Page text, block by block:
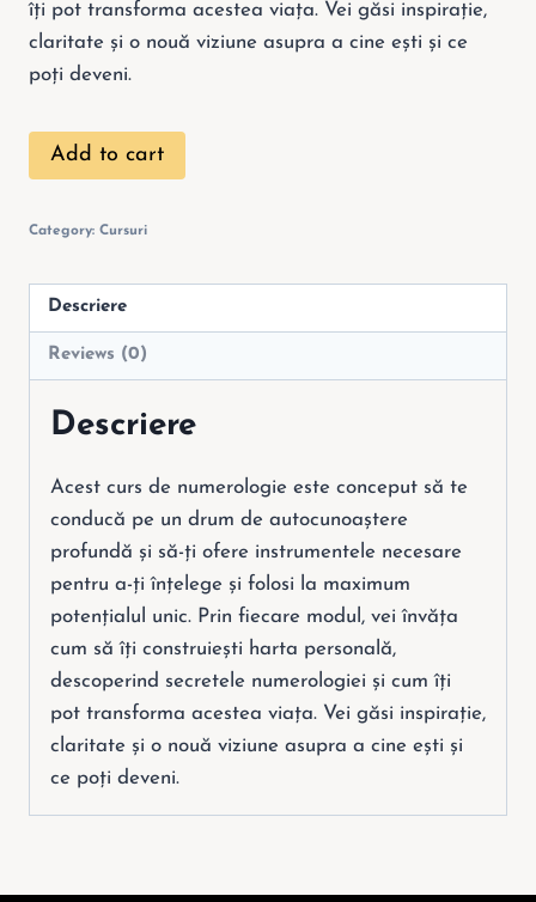
îți pot transforma acestea viața. Vei găsi inspirație,
claritate și o nouă viziune asupra a cine ești și ce
poți deveni.
Add to cart
Category: Cursuri
Descriere
Reviews (0)
Descriere
Acest curs de numerologie este conceput să te
conducă pe un drum de autocunoaștere
profundă și să-ți ofere instrumentele necesare
pentru a-ți înțelege și folosi la maximum
potențialul unic. Prin fiecare modul, vei învăța
cum să îți construiești harta personală,
descoperind secretele numerologiei și cum îți
pot transforma acestea viața. Vei găsi inspirație,
claritate și o nouă viziune asupra a cine ești și
ce poți deveni.